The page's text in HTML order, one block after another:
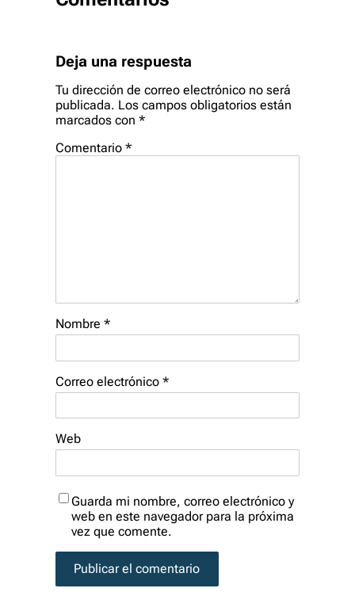
Deja una respuesta
Tu dirección de correo electrónico no será
publicada. Los campos obligatorios están
marcados con*
Comentario*
Nombre*
Correo electrónico*
Web
Guarda mi nombre, correo electrónico y
web en este navegador para la próxima
vez que comente.